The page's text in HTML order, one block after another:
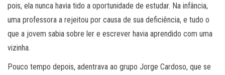
pois, ela nunca havia tido a oportunidade de estudar. Na infância,
uma professora a rejeitou por causa de sua deficiência, e tudo o
que a jovem sabia sobre ler e escrever havia aprendido com uma
vizinha.
Pouco tempo depois, adentrava ao grupo Jorge Cardoso, que se